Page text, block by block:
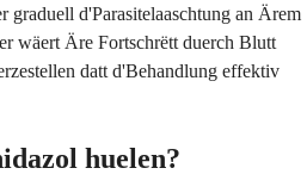
graduell d'Parasitelaaschtung an Ärem
wäert Äre Fortschrëtt duerch Blutt
datt d'Behandlung effektiv
huelen?